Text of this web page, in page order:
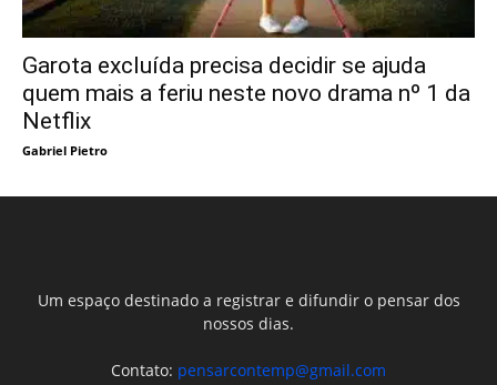
Garota excluída precisa decidir se ajuda
quem mais a feriu neste novo drama nº 1 da
Netflix
Gabriel Pietro
Um espaço destinado a registrar e difundir o pensar dos
nossos dias.
Contato: pensarcontemp@gmail.com